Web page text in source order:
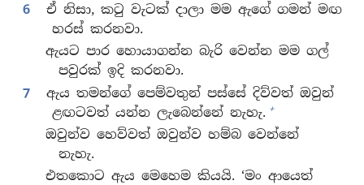
6
ඒ නිසා, කටු වැටක් දාලා මම ඇගේ ගමන් මඟ
හරස් කරනවා.
ඇයට පාර හොයාගන්න බැරි වෙන්න මම ගල්
පවුරක් ඉදි කරනවා.
7
ඇය තමන්ගේ පෙම්වතුන් පස්සේ දිව්වත් ඔවුන්
ළඟටවත් යන්න ලැබෙන්නේ නැහැ. +
ඔවුන්ව හෙව්වත් ඔවුන්ව හම්බ වෙන්නේ
නැහැ.
එතකොට ඇය මෙහෙම කියයි. ‘මං ආයෙත්